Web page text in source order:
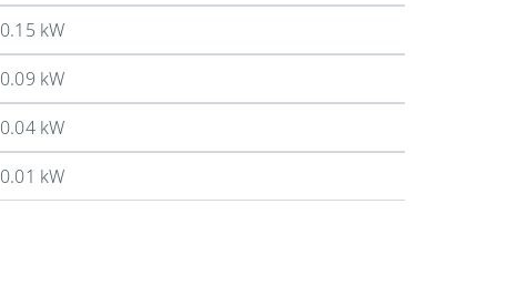
0.15 kW
0.09 kW
0.04 kW
0.01 kW